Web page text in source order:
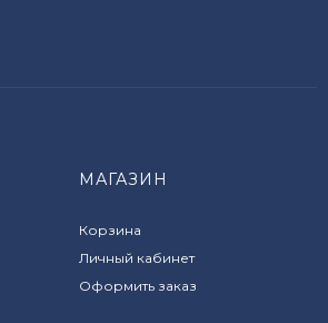
МАГАЗИН
Корзина
Личный кабинет
Оформить заказ